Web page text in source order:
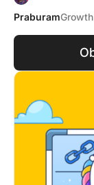
Praburam